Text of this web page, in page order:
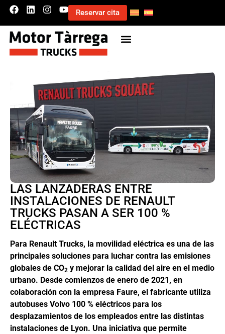
Reservar cita
LAS LANZADERAS ENTRE
INSTALACIONES DE RENAULT
TRUCKS PASAN A SER 100 %
ELÉCTRICAS
Para Renault Trucks, la movilidad eléctrica es una de las
principales soluciones para luchar contra las emisiones
globales de CO2 y mejorar la calidad del aire en el medio
urbano. Desde comienzos de enero de 2021, en
colaboración con la empresa Faure, el fabricante utiliza
autobuses Volvo 100 % eléctricos para los
desplazamientos de los empleados entre las distintas
instalaciones de Lyon. Una iniciativa que permite